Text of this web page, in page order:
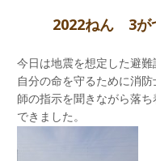
2022ねん 3
今日は地震を想定した避難
自分の命を守るために消
師の指示を聞きながら落
できました。